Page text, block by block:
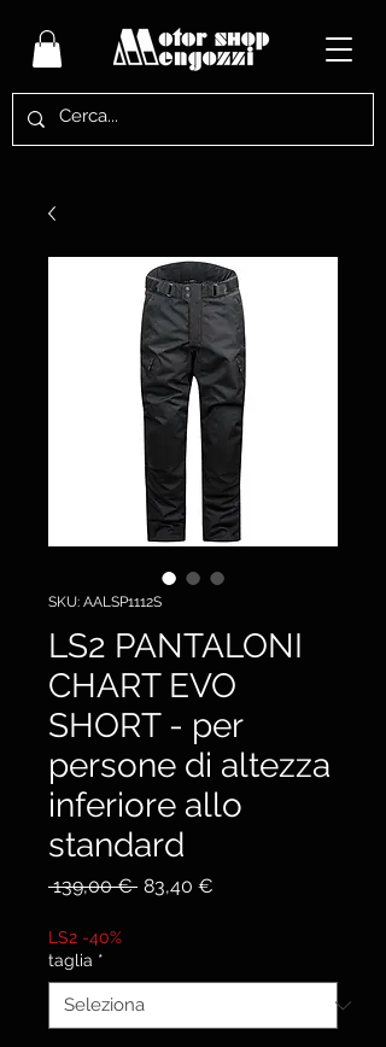
SKU: AALSP1112S
LS2 PANTALONI
CHART EVO
SHORT - per
persone di altezza
inferiore allo
standard
139,00 € Prezzo
83,40 €
LS2 -40%
taglia *